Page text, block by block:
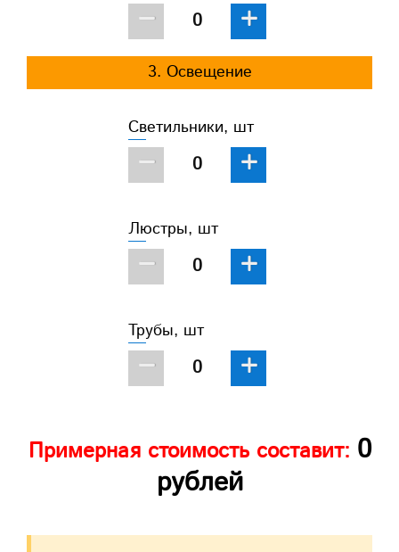
− +
3. Освещение
Светильники, шт
− +
Люстры, шт
− +
Трубы, шт
− +
Примерная стоимость составит: 0
рублей